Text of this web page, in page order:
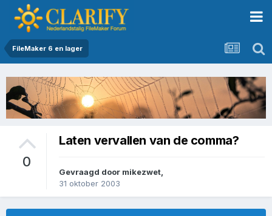
FileMaker 6 en lager
0
Laten vervallen van de comma?
Gevraagd door mikezwet
31 oktober 2003